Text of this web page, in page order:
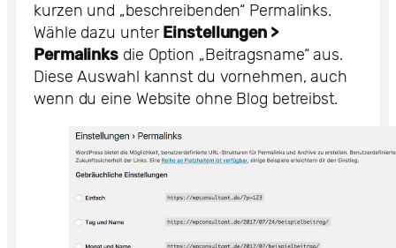
kurzen und „beschreibenden“ Permalinks.
Wähle dazu unter Einstellungen >
Permalinks die Option „Beitragsname“ aus.
Diese Auswahl kannst du vornehmen, auch
wenn du eine Website ohne Blog betreibst.